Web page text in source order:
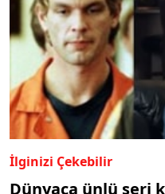
İlginizi Çekebilir
Dünyaca ünlü seri